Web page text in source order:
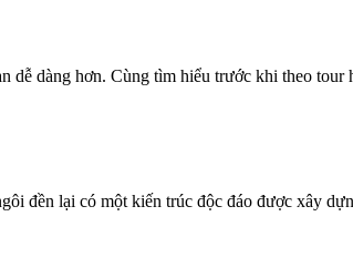
dàng hơn. Cùng tìm hiểu trước khi theo tour
đền lại có một kiến trúc độc đáo được xây